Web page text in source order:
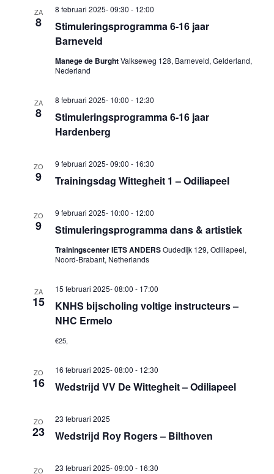
ZA
8
Stimuleringsprogramma 6-16 jaar
Barneveld
8 februari 2025- 09:30 - 12:00
Manege de BurghtValkseweg 128, Barneveld, Gelderland,
Nederland
ZA
8
Stimuleringsprogramma 6-16 jaar
Hardenberg
8 februari 2025- 10:00 - 12:30
ZO
9 Trainingsdag Wittegheit 1 – Odiliapeel
9 februari 2025- 09:00 - 16:30
ZO
9 Stimuleringsprogramma dans & artistiek
9 februari 2025- 10:00 - 12:00
Trainingscenter IETS ANDERSOudedijk 129, Odiliapeel,
Noord-Brabant, Netherlands
ZA
15
KNHS bijscholing voltige instructeurs –
NHC Ermelo
15 februari 2025- 08:00 - 17:00
€25,
ZO
16 Wedstrijd VV De Wittegheit – Odiliapeel
16 februari 2025- 08:00 - 12:30
ZO
23 Wedstrijd Roy Rogers – Bilthoven
23 februari 2025
ZO 23 februari 2025- 09:00 - 16:30